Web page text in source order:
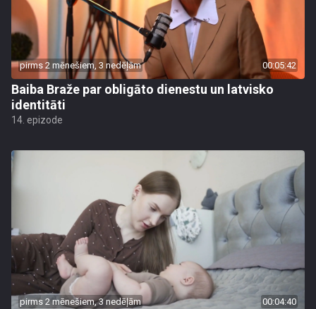
pirms 2 mēnešiem, 3 nedēļām 00:05:42
Baiba Braže par obligāto dienestu un latvisko
identitāti
14. epizode
pirms 2 mēnešiem, 3 nedēļām 00:04:40